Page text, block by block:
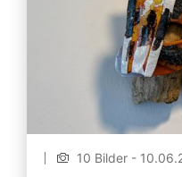
10 Bilder -